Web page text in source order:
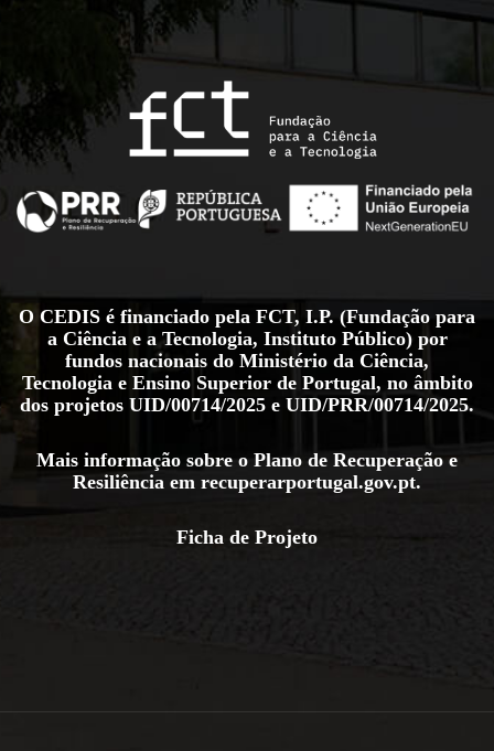
O CEDIS é financiado pela FCT, I.P. (Fundação para
a Ciência e a Tecnologia, Instituto Público) por
fundos nacionais do Ministério da Ciência,
Tecnologia e Ensino Superior de Portugal, no âmbito
dos projetos UID/00714/2025 e UID/PRR/00714/2025.
Mais informação sobre o Plano de Recuperação e
Resiliência em recuperarportugal.gov.pt.
Ficha de Projeto